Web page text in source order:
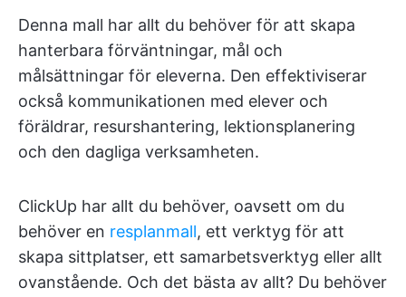
Denna mall har allt du behöver för att skapa
hanterbara förväntningar, mål och
målsättningar för eleverna. Den effektiviserar
också kommunikationen med elever och
föräldrar, resurshantering, lektionsplanering
och den dagliga verksamheten.
ClickUp har allt du behöver, oavsett om du
behöver en resplanmall, ett verktyg för att
skapa sittplatser, ett samarbetsverktyg eller allt
ovanstående. Och det bästa av allt? Du behöver